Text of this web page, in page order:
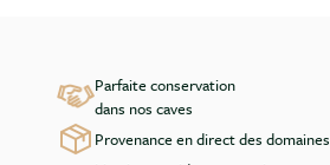
Parfaite conservation
dans nos caves
Provenance en direct des domaines